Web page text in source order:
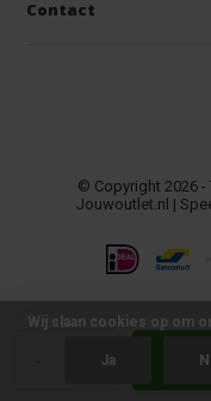
+
Contact
© Copyright 2026 -
Jouwoutlet.nl |
Wij slaan cookies op om
Ja